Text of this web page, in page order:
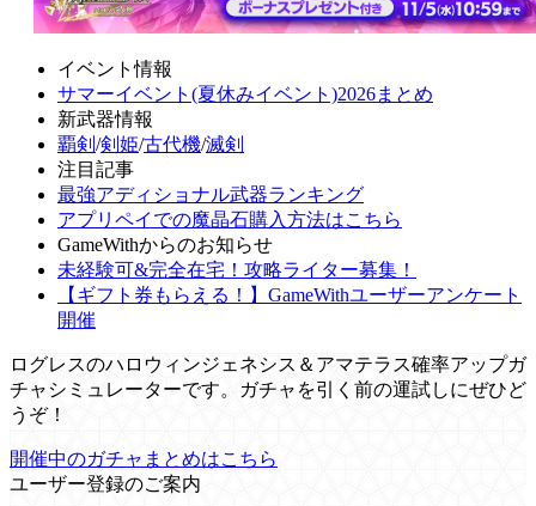
イベント情報
サマーイベント(夏休みイベント)2026まとめ
新武器情報
覇剣 /剣姫/古代機/滅剣
注目記事
最強アディショナル武器ランキング
アプリペイでの魔晶石購入方法はこちら
GameWithからのお知らせ
未経験可&完全在宅！攻略ライター募集！
【ギフト券もらえる！】GameWithユーザーアンケート
開催
ログレスのハロウィンジェネシス＆アマテラス確率アップガ
チャシミュレーターです。ガチャを引く前の運試しにぜひど
うぞ！
開催中のガチャまとめはこちら
ユーザー登録のご案内